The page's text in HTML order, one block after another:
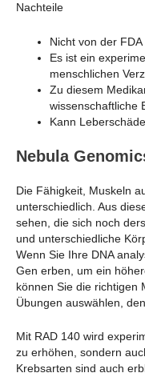
Nachteile
Nicht von der
Es ist ein
menschlichen
Zu diesem
wissenschaftliche
Kann
Nebula
Die Fähigkeit, Muskeln
unterschiedlich. Aus
sehen, die sich noch
und unterschiedliche
Wenn Sie Ihre DNA
Gen erben, um ein
können Sie die richtigen
Übungen auswählen,
Mit RAD 140 wird
zu erhöhen, sondern
Krebsarten sind auch